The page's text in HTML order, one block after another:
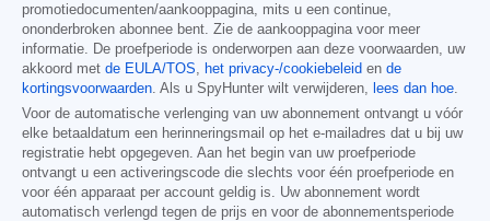
promotiedocumenten/aankooppagina, mits u een continue,
ononderbroken abonnee bent. Zie de aankooppagina voor meer
informatie. De proefperiode is onderworpen aan deze voorwaarden, uw
akkoord met de EULA/TOS het privacy-/cookiebeleid en de
kortingsvoorwaarden . Als u SpyHunter wilt verwijderen, lees dan hoe
Voor de automatische verlenging van uw abonnement ontvangt u vóór
elke betaaldatum een herinneringsmail op het e-mailadres dat u bij uw
registratie hebt opgegeven. Aan het begin van uw proefperiode
ontvangt u een activeringscode die slechts voor één proefperiode en
voor één apparaat per account geldig is. Uw abonnement wordt
automatisch verlengd tegen de prijs en voor de abonnementsperiode